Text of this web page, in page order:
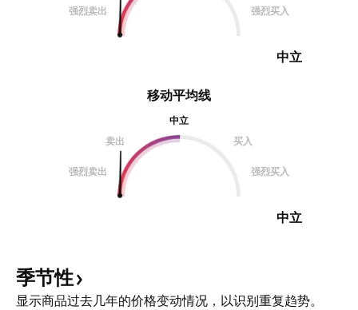
强烈卖出 强烈买入
中立
移动平均线
中立
卖出
买入
强烈卖出 强烈买入
中立
季节性
显示商品过去几年的价格变动情况，以识别重复趋势。